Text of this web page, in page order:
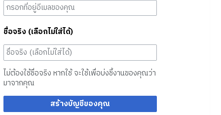
ชื่อจริง (เลือกไม่ใส่ได้)
ไม่ต้องใช้ชื่อจริง หากใช้ จะใช้เพื่อบ่งชี้งานของคุณว่า
มาจากคุณ
สร้างบัญชีของคุณ